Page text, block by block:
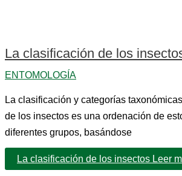
La clasificación de los
ENTOMOLOGÍA
La clasificación y categorías
de los insectos es una ordenación de
diferentes grupos, basándose
La clasificación de los insectos Leer